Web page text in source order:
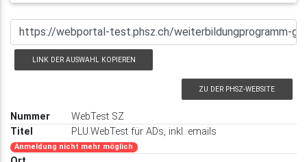
LINK DER AUSWAHL KOPIEREN
ZU DER PHSZ-WEBSITE
WebTest SZ
PLU.WebTest für ADs, inkl. emails
Anmeldung nicht mehr möglich